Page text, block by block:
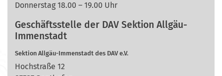
Donnerstag 18.00 – 19.00 Uhr
Geschäftsstelle der DAV Sektion Allgäu-
Immenstadt
Sektion Allgäu-Immenstadt des DAV e.V.
Hochstraße 12